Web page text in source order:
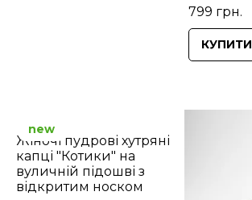
799 грн.
КУПИТИ
Жіночі пудрові хутряні
капці "Котики" на
вуличній підошві з
відкритим носком
new